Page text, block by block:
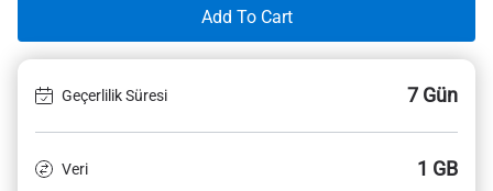
Add To Cart
Geçerlilik Süresi 7 Gün
Veri 1 GB